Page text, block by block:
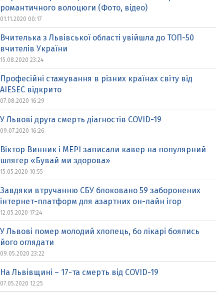
романтичного волоцюги (Фото, відео)
01.11.2020 00:17
Вчителька з Львівської області увійшла до ТОП-50
вчителів України
15.08.2020 23:24
Професійні стажування в різних країнах світу від
AIESEC відкрито
07.08.2020 16:29
У Львові друга смерть діагностів COVID-19
09.07.2020 16:26
Віктор Винник і МЕРІ записали кавер на популярний
шлягер «Бувай ми здорова»
15.05.2020 10:55
Завдяки втручанню СБУ блоковано 59 заборонених
інтернет-платформ для азартних он-лайн ігор
12.05.2020 17:24
У Львові помер молодий хлопець, бо лікарі боялись
його оглядати
09.05.2020 23:22
На Львівщині – 17-та смерть від COVID-19
07.05.2020 12:25